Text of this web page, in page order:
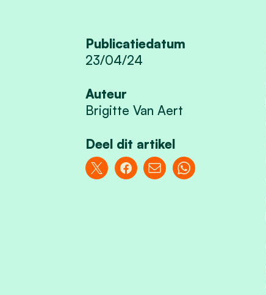
Publicatiedatum
23/04/24
Auteur
Brigitte Van Aert
Deel dit artikel